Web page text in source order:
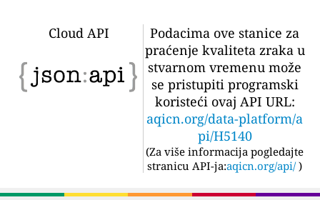
Cloud API
Podacima ove stanice za
praćenje kvaliteta zraka u
stvarnom vremenu može
se pristupiti programski
koristeći ovaj API URL:
aqicn.org/data-platform/a
pi/H5140
(Za više informacija pogledajte
stranicu API-ja:aqicn.org/api/ )